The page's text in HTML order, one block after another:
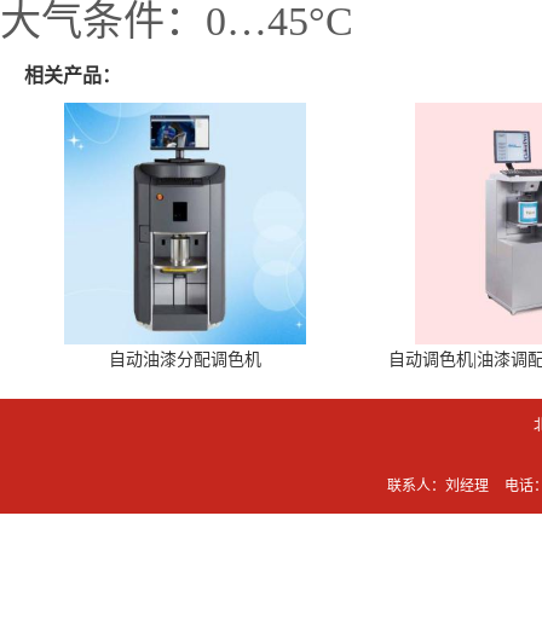
大气条件： 0…45°C
相关产品：
自动油漆分配调色机 自动调色机|油漆调
联系人：刘经理 电话